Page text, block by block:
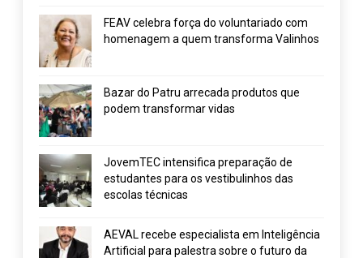
FEAV celebra força do voluntariado com
homenagem a quem transforma Valinhos
Bazar do Patru arrecada produtos que
podem transformar vidas
JovemTEC intensifica preparação de
estudantes para os vestibulinhos das
escolas técnicas
AEVAL recebe especialista em Inteligência
Artificial para palestra sobre o futuro da